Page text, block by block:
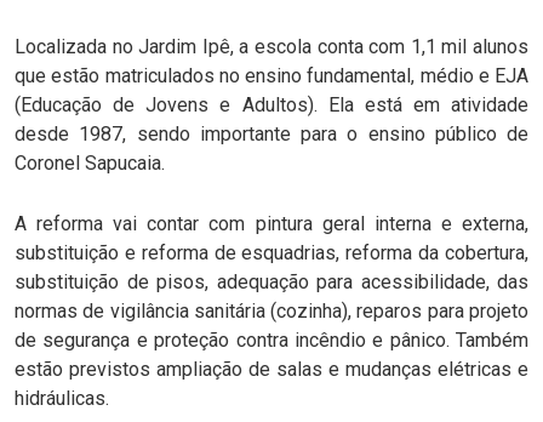
Localizada no Jardim Ipê, a escola conta com 1,1 mil alunos
que estão matriculados no ensino fundamental, médio e EJA
(Educação de Jovens e Adultos). Ela está em atividade
desde 1987, sendo importante para o ensino público de
Coronel Sapucaia.
A reforma vai contar com pintura geral interna e externa,
substituição e reforma de esquadrias, reforma da cobertura,
substituição de pisos, adequação para acessibilidade, das
normas de vigilância sanitária (cozinha), reparos para projeto
de segurança e proteção contra incêndio e pânico. Também
estão previstos ampliação de salas e mudanças elétricas e
hidráulicas.